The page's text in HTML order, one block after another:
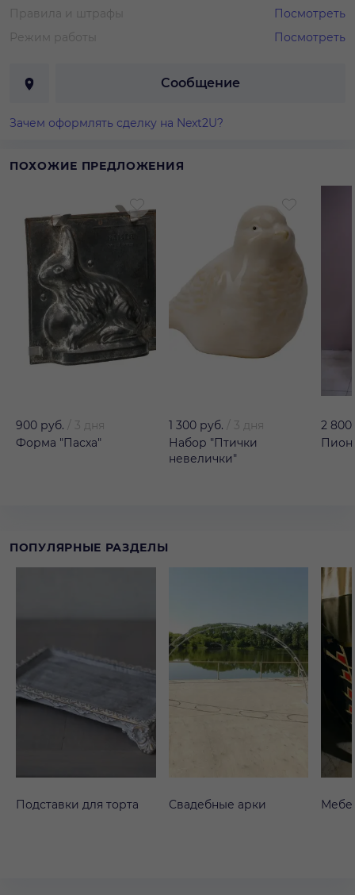
Правила и штрафы
Посмотреть
Режим работы
Посмотреть
Сообщение
Зачем оформлять сделку на Next2U?
ПОХОЖИЕ ПРЕДЛОЖЕНИЯ
900 руб.
3 дня
Форма "Пасха"
1 300 руб.
3 дня
Набор "Птички
невелички"
2 800
Пион
ПОПУЛЯРНЫЕ РАЗДЕЛЫ
Подставки для торта Свадебные арки